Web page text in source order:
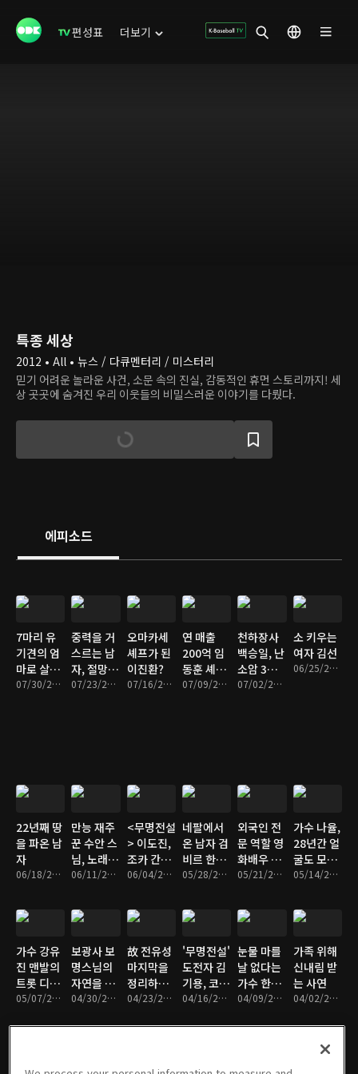
편성표 더보기
특종 세상
2012 • All • 뉴스 / 다큐멘터리 / 미스터리
믿기 어려운 놀라운 사건, 소문 속의 진실, 감동적인 휴먼 스토리까지! 세
상 곳곳에 숨겨진 우리 이웃들의 비밀스러운 이야기를 다뤘다.
에피소드
7마리 유
기견의 엄
마로 살고
있는 배우
07/30/2026 • 58분
중력을 거
스르는 남
자, 절망을
이겨낸 기
07/23/2026 • 58분
오마카세
셰프가 된
이진환?
07/16/2026 • 57분
연 매출
200억 임
동훈 셰프,
성공 뒤 숨
07/09/2026 • 55분
천하장사
백승일, 난
소암 3기
아내 위해
07/02/2026 • 57분
소 키우는
여자 김선
06/25/2026 • 57분
22년째 땅
을 파온 남
자
06/18/2026 • 58분
만능 재주
꾼 수안 스
님, 노래하
며 수행하
은?
06/11/2026 • 59분
<무명전설
> 이도진,
조카 간병
하는 이유
06/04/2026 • 59분
네팔에서
온 남자 검
비르 한국
인 아내와
전쟁?
05/28/2026 • 58분
외국인 전
문 역할 영
화배우 검
비르
05/21/2026 • 56분
가수 나율,
28년간 얼
굴도 모르
는 아버지
사연
05/14/2026 • 58분
가수 강유
진 맨발의
트롯 디바
가 된 사연
05/07/2026 • 59분
보광사 보
명스님의
자연을 가
득 담은 봄
04/30/2026 • 58분
故 전유성
마지막을
정리하는
사람
04/23/2026 • 57분
'무명전설'
도전자 김
기용, 코미
디언 이상
04/16/2026 • 59분
눈물 마를
날 없다는
가수 한서
경
04/09/2026 • 57분
가족 위해
신내림 받
는 사연
04/02/2026 • 58분